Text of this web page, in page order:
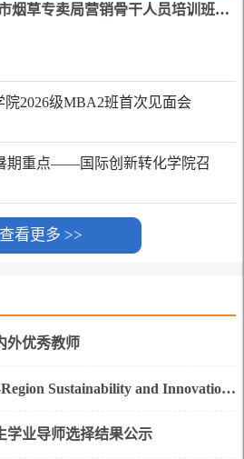
淄博市烟草专卖局营销骨干人员培训班成功举办
2026级MBA2班首次见面会
期重点——国际创新转化学院召
查看更多 >>
外优秀教师
Annual Asia-Region Sustainability and Innovation Symposium——INNOVATION AND SUSTAINABILITY IN TIME OF POLYCRISIS
学业导师选择结果公示